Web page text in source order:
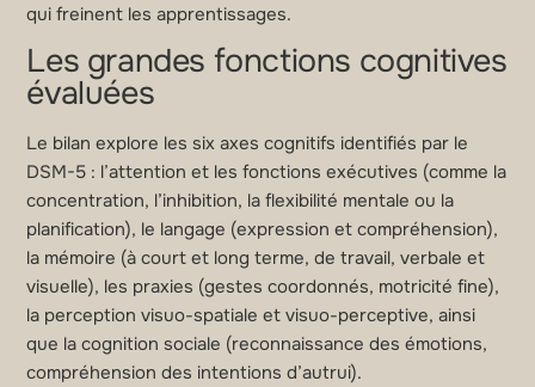
qui freinent les apprentissages.
Les grandes fonctions cognitives
évaluées
Le bilan explore les six axes cognitifs identifiés par le
DSM-5 : l’attention et les fonctions exécutives (comme la
concentration, l’inhibition, la flexibilité mentale ou la
planification), le langage (expression et compréhension),
la mémoire (à court et long terme, de travail, verbale et
visuelle), les praxies (gestes coordonnés, motricité fine),
la perception visuo-spatiale et visuo-perceptive, ainsi
que la cognition sociale (reconnaissance des émotions,
compréhension des intentions d’autrui).